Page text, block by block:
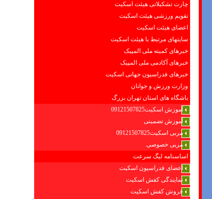
چارت تشکیلاتی هیئت اسکیت
تقویم ورزشی هیئت اسکیت
اعضای هیئت اسکیت
سایتهای مرتبط با هیئت اسکیت
خبرهای کمیته ملی المپیک
خبرهای آکادمی ملی المپیک
خبرهای فدراسیون جهانی اسکیت
وزارت ورزش و جوانان
باشگاه های استان تهران بزرگ
آموزش اسکیت09121507825
آموزش تضمینی
مربی اسکیت09121507825
مربی خصوصی
اساسنامه لیگ سرعت
اعضای فدراسیون اسکیت
نمایندگی کفش اسکیت
فروش کفش اسکیت